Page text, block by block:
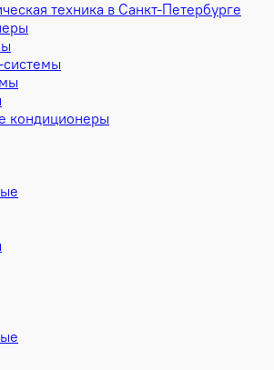
техника в Санкт-Петербурге
кондиционеры